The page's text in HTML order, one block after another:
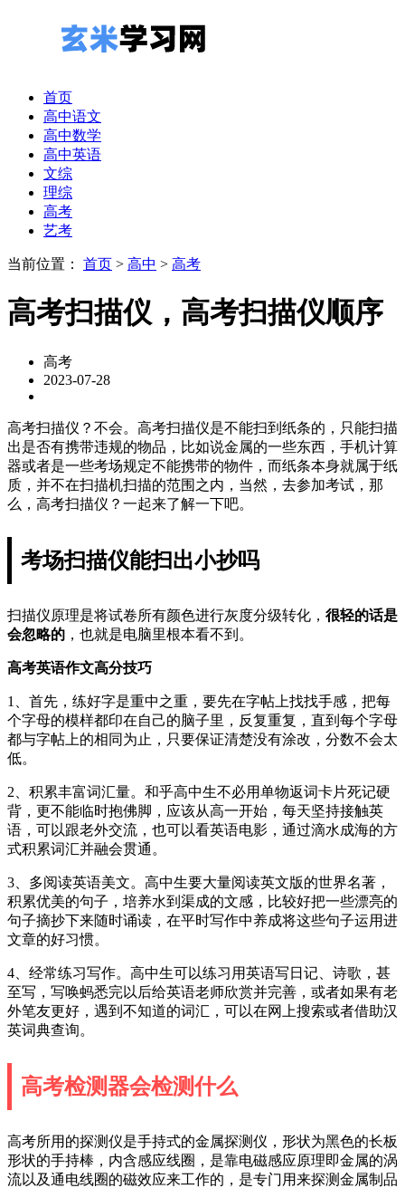
首页
高中语文
高中数学
高中英语
文综
理综
高考
艺考
当前位置： 首页 > 高中 > 高考
高考扫描仪，高考扫描仪顺序
高考
2023-07-28
高考扫描仪？不会。高考扫描仪是不能扫到纸条的，只能扫描
出是否有携带违规的物品，比如说金属的一些东西，手机计算
器或者是一些考场规定不能携带的物件，而纸条本身就属于纸
质，并不在扫描机扫描的范围之内，当然，去参加考试，那
么，高考扫描仪？一起来了解一下吧。
考场扫描仪能扫出小抄吗
扫描仪原理是将试卷所有颜色进行灰度分级转化， 很轻的话是
会忽略的 ，也就是电脑里根本看不到。
高考英语作文高分技巧
1、首先，练好字是重中之重，要先在字帖上找找手感，把每
个字母的模样都印在自己的脑子里，反复重复，直到每个字母
都与字帖上的相同为止，只要保证清楚没有涂改，分数不会太
低。
2、积累丰富词汇量。和乎高中生不必用单物返词卡片死记硬
背，更不能临时抱佛脚，应该从高一开始，每天坚持接触英
语，可以跟老外交流，也可以看英语电影，通过滴水成海的方
式积累词汇并融会贯通。
3、多阅读英语美文。高中生要大量阅读英文版的世界名著，
积累优美的句子，培养水到渠成的文感，比较好把一些漂亮的
句子摘抄下来随时诵读，在平时写作中养成将这些句子运用进
文章的好习惯。
4、经常练习写作。高中生可以练习用英语写日记、诗歌，甚
至写，写唤蚂悉完以后给英语老师欣赏并完善，或者如果有老
外笔友更好，遇到不知道的词汇，可以在网上搜索或者借助汉
英词典查询。
高考检测器会检测什么
高考所用的探测仪是手持式的金属探测仪，形状为黑色的长板
形状的手持棒，内含感应线圈，是靠电磁感应原理即金属的涡
流以及通电线圈的磁效应来工作的，是专门用来探测金属制品